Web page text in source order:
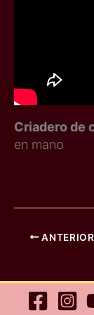
Criadero de
en mano
ANTERIOR